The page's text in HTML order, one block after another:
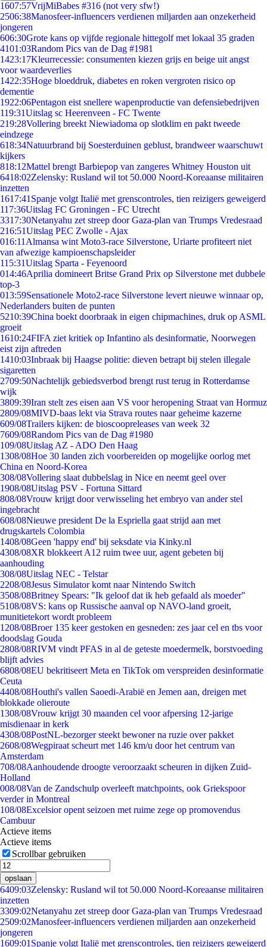
1607:57VrijMiBabes #316 (not very sfw!)
2506:38Manosfeer-influencers verdienen miljarden aan onzekerheid
jongeren
606:30Grote kans op vijfde regionale hittegolf met lokaal 35 graden
4101:03Random Pics van de Dag #1981
1423:17Kleurrecessie: consumenten kiezen grijs en beige uit angst
voor waardeverlies
1422:35Hoge bloeddruk, diabetes en roken vergroten risico op
dementie
1922:06Pentagon eist snellere wapenproductie van defensiebedrijven
119:31Uitslag sc Heerenveen - FC Twente
219:28Vollering breekt Niewiadoma op slotklim en pakt tweede
eindzege
618:34Natuurbrand bij Soesterduinen geblust, brandweer waarschuwt
kijkers
818:12Mattel brengt Barbiepop van zangeres Whitney Houston uit
6418:02Zelensky: Rusland wil tot 50.000 Noord-Koreaanse militairen
inzetten
1617:41 Spanje volgt Italië met grenscontroles, tien reizigers geweigerd
117:36Uitslag FC Groningen - FC Utrecht
3317:30Netanyahu zet streep door Gaza-plan van Trumps Vredesraad
216:51Uitslag PEC Zwolle - Ajax
016:11 Almansa wint Moto3-race Silverstone, Uriarte profiteert niet
van afwezige kampioenschapsleider
115:31Uitslag Sparta - Feyenoord
014:46Aprilia domineert Britse Grand Prix op Silverstone met dubbele
top-3
013:59Sensationele Moto2-race Silverstone levert nieuwe winnaar op,
Nederlanders buiten de punten
5210:39China boekt doorbraak in eigen chipmachines, druk op ASML
groeit
1610:24FIFA ziet kritiek op Infantino als desinformatie, Noorwegen
eist zijn aftreden
1410:03Inbraak bij Haagse politie: dieven betrapt bij stelen illegale
sigaretten
2709:50Nachtelijk gebiedsverbod brengt rust terug in Rotterdamse
wijk
3809:39Iran stelt zes eisen aan VS voor heropening Straat van Hormuz
2809/08MIVD-baas lekt via Strava routes naar geheime kazerne
609/08Trailers kijken: de bioscoopreleases van week 32
7609/08Random Pics van de Dag #1980
109/08Uitslag AZ - ADO Den Haag
1308/08Hoe 30 landen zich voorbereiden op mogelijke oorlog met
China en Noord-Korea
308/08Vollering slaat dubbelslag in Nice en neemt geel over
1908/08Uitslag PSV - Fortuna Sittard
808/08Vrouw krijgt door verwisseling het embryo van ander stel
ingebracht
608/08Nieuwe president De la Espriella gaat strijd aan met
drugskartels Colombia
1408/08Geen 'happy end' bij seksdate via Kinky.nl
4308/08XR blokkeert A12 ruim twee uur, agent gebeten bij
aanhouding
308/08Uitslag NEC - Telstar
2208/08Jesus Simulator komt naar Nintendo Switch
3508/08Britney Spears: "Ik geloof dat ik heb gefaald als moeder"
5108/08VS: kans op Russische aanval op NAVO-land groeit,
munitietekort wordt probleem
1208/08Broer 135 keer gestoken en gesneden: zes jaar cel en tbs voor
doodslag Gouda
2808/08RIVM vindt PFAS in al de geteste moedermelk, borstvoeding
blijft advies
6808/08EU bekritiseert Meta en TikTok om verspreiden desinformatie
Ceuta
4408/08Houthi's vallen Saoedi-Arabië en Jemen aan, dreigen met
blokkade olieroute
1308/08Vrouw krijgt 30 maanden cel voor afpersing 12-jarige
misdienaar in kerk
4308/08PostNL-bezorger steekt bewoner na ruzie over pakket
2608/08Wegpiraat scheurt met 146 km/u door het centrum van
Amsterdam
708/08Aanhoudende droogte veroorzaakt scheuren in dijken Zuid-
Holland
008/08Van de Zandschulp overleeft matchpoints, ook Griekspoor
verder in Montreal
108/08Excelsior opent seizoen met ruime zege op promovendus
Cambuur
Actieve items
Actieve items
Scrollbar gebruiken
opslaan
6409:03Zelensky: Rusland wil tot 50.000 Noord-Koreaanse militairen
inzetten
3309:02Netanyahu zet streep door Gaza-plan van Trumps Vredesraad
2509:02Manosfeer-influencers verdienen miljarden aan onzekerheid
jongeren
1609:01 Spanje volgt Italië met grenscontroles, tien reizigers geweigerd